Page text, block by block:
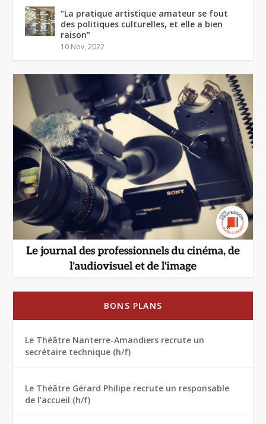
“La pratique artistique amateur se fout
des politiques culturelles, et elle a bien
raison”
10 Nov, 2022
BONS PLANS
Le Théâtre Nanterre-Amandiers recrute un
secrétaire technique (h/f)
Le Théâtre Gérard Philipe recrute un responsable
de l’accueil (h/f)